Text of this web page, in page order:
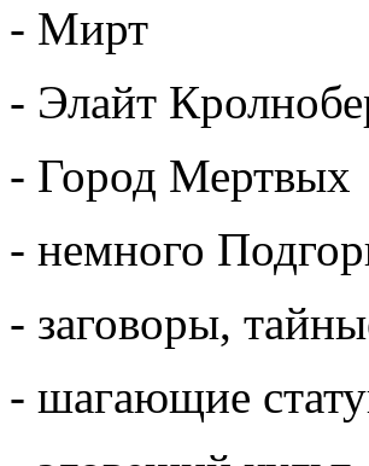
- Мирт
- Элайт
- Город Мертвых
- немного
- заговоры,
- шагающие